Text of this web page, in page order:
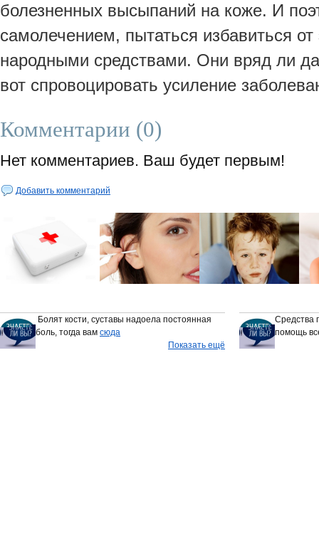
болезненных высыпаний на коже. И
самолечением, пытаться избавиться
народными средствами. Они вряд ли
вот спровоцировать усиление
Комментарии (0)
Нет комментариев. Ваш будет первым!
Добавить комментарий
Болят кости, суставы надоела постоянная
боль, тогда вам сюда
Показать ещё
Средства
помощь